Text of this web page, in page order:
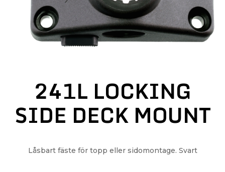
241L LOCKING
SIDE DECK MOUNT
Låsbart fäste för topp eller sidomontage. Svart